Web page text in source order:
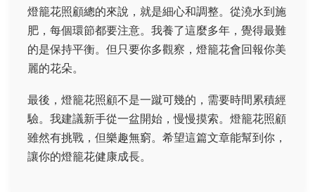
燈籠花照顧總的來說，就是細心和調整。從澆水到施
肥，每個環節都要注意。我養了這麼多年，覺得最難
的是保持平衡。但只要你多觀察，燈籠花會回報你美
麗的花朵。
最後，燈籠花照顧不是一蹴可幾的，需要時間累積經
驗。我建議新手從一盆開始，慢慢摸索。燈籠花照顧
雖然有挑戰，但樂趣無窮。希望這篇文章能幫到你，
讓你的燈籠花健康成長。